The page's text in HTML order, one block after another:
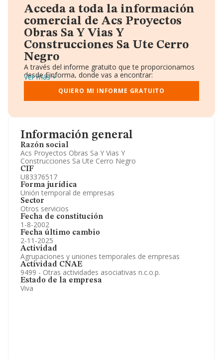
Información general
Razón social
Acs Proyectos Obras Sa Y Vias Y
Construcciones Sa Ute Cerro Negro
CIF
U83376517
Forma jurídica
Unión temporal de empresas
Sector
Otros servicios
Fecha de constitución
1-8-2002
Fecha último cambio
2-11-2025
Actividad
Agrupaciones y uniones temporales de empresas
Actividad CNAE
9499 - Otras actividades asociativas n.c.o.p.
Estado de la empresa
Viva
Acceda a toda la información
comercial de Acs Proyectos
Obras Sa Y Vias Y
Construcciones Sa Ute Cerro
Negro
A través del informe gratuito que te proporcionamos
desde Einforma, donde vas a encontrar:
Datos identificativos: Denominación, CIF,
Teléfono, Domicilio.
Informe Mercantil Completo (BORME).
Accionistas.
Participaciones y Vinculaciones en otras empresas.
Artículos de prensa publicados sobre la empresa.
Información oficial y registral complementaria.
Ver más
QUIERO MI INFORME GRATUITO